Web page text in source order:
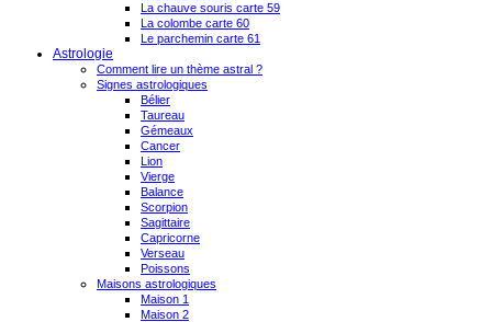
La chauve souris carte 59
La colombe carte 60
Le parchemin carte 61
Astrologie
Comment lire un thème astral ?
Signes astrologiques
Bélier
Taureau
Gémeaux
Cancer
Lion
Vierge
Balance
Scorpion
Sagittaire
Capricorne
Verseau
Poissons
Maisons astrologiques
Maison 1
Maison 2